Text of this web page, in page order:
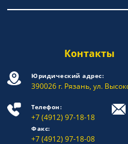
Контакты
Юридический адрес:
390026 г. Рязань, ул.
Телефон:
+7 (4912) 97-18-18
Факс:
+7 (4912) 97-18-08